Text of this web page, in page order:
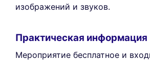
изображений и звуков.
Практическая информация
Мероприятие бесплатное и